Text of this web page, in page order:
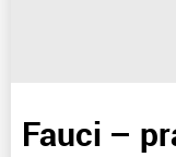
Fauci –